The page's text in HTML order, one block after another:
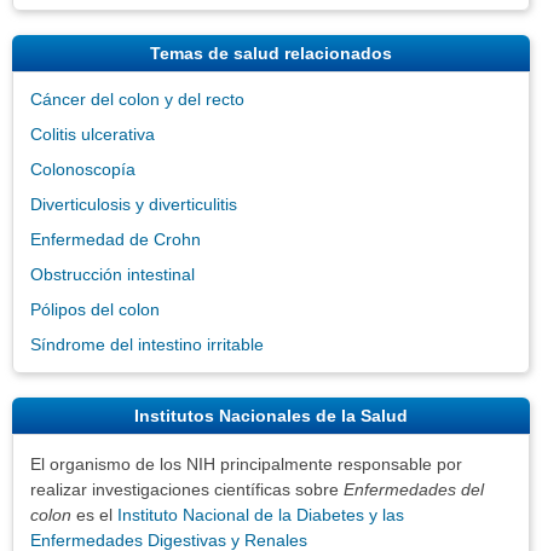
Temas de salud relacionados
Cáncer del colon y del recto
Colitis ulcerativa
Colonoscopía
Diverticulosis y diverticulitis
Enfermedad de Crohn
Obstrucción intestinal
Pólipos del colon
Síndrome del intestino irritable
Institutos Nacionales de la Salud
El organismo de los NIH principalmente responsable por
realizar investigaciones científicas sobre Enfermedades del
colon es el Instituto Nacional de la Diabetes y las
Enfermedades Digestivas y Renales